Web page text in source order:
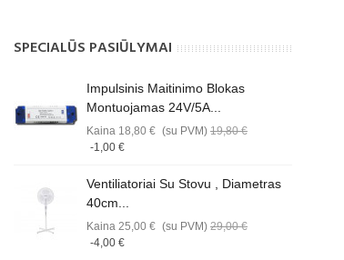
SPECIALŪS PASIŪLYMAI
Impulsinis Maitinimo Blokas
Montuojamas 24V/5A...
Kaina 18,80 € (su PVM) 19,80 €
-1,00 €
Ventiliatoriai Su Stovu , Diametras
40cm...
Kaina 25,00 € (su PVM) 29,00 €
-4,00 €